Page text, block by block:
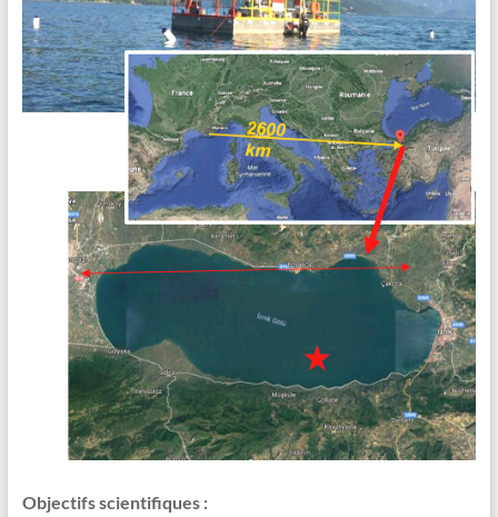
Objectifs scientifiques :